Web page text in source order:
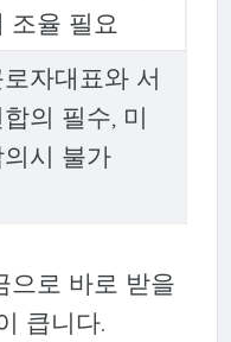
조율 필요
자대표와 서
합의 필수, 미
의시 불가
으로 바로 받을
큽니다.